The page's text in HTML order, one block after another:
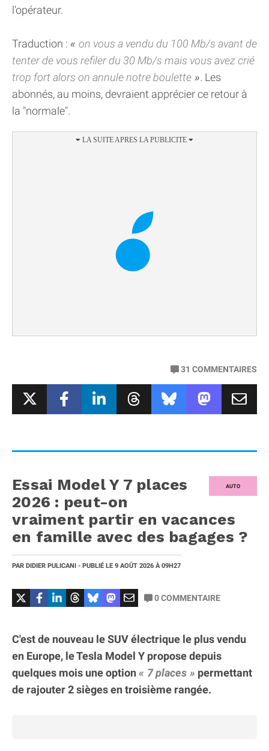
l'opérateur.
Traduction :
on vous a vendu du 100 Mb/s avant de
tenter de vous refiler du 30 Mb/s mais vous avez crié
trop fort alors on annule notre boulette
. Les
abonnés, au moins, devraient apprécier ce retour à
la "normale".
31 COMMENTAIRES
AUTO
Essai Model Y 7 places
2026 : peut-on
vraiment partir en vacances
en famille avec des bagages ?
PAR DIDIER PULICANI - PUBLIÉ LE 9 AOÛT 2026 À 09H27
0COMMENTAIRE
C'est de nouveau le SUV électrique le plus vendu
en Europe, le Tesla Model Y propose depuis
quelques mois une option
7 places
permettant
de rajouter 2 sièges en troisième rangée.